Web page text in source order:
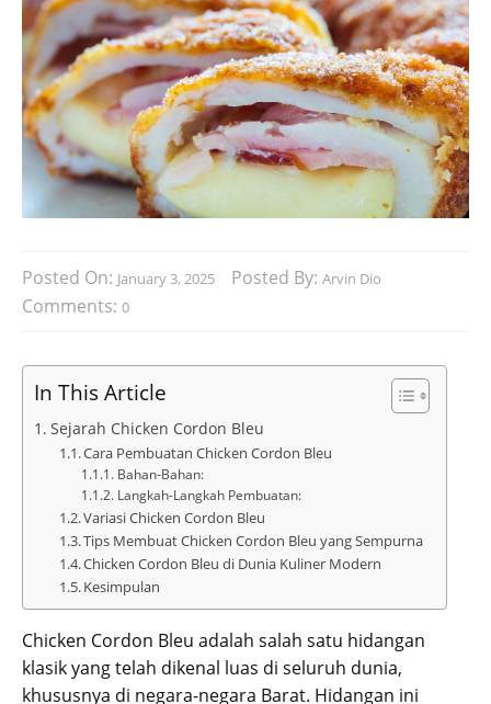
Posted On: January 3, 2025 Posted By: Arvin Dio
Comments: 0
In This Article
Sejarah Chicken Cordon Bleu
Cara Pembuatan Chicken Cordon Bleu
Bahan-Bahan:
Langkah-Langkah Pembuatan:
Variasi Chicken Cordon Bleu
Tips Membuat Chicken Cordon Bleu yang Sempurna
Chicken Cordon Bleu di Dunia Kuliner Modern
Kesimpulan
Chicken Cordon Bleu adalah salah satu hidangan
klasik yang telah dikenal luas di seluruh dunia,
khususnya di negara-negara Barat. Hidangan ini